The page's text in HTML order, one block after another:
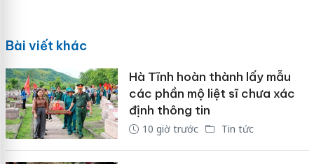
Bài viết khác
Hà Tĩnh hoàn thành lấy mẫu
các phần mộ liệt sĩ chưa xác
định thông tin
10 giờ trước Tin tức